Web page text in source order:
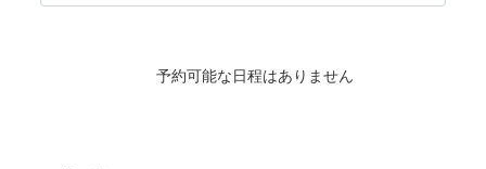
予約可能な日程はありません